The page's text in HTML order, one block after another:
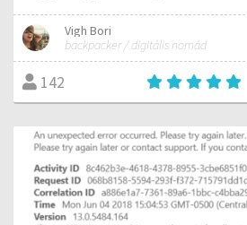
Vigh Bori
backpacker / digitális nomád
142